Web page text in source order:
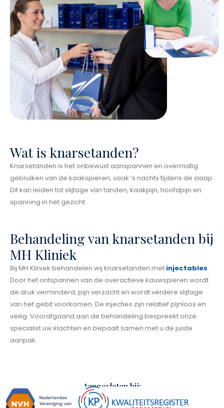
Wat is knarsetanden?
Knarsetanden is het onbewust aanspannen en overmatig
gebruiken van de kaakspieren, vaak ‘s nachts tijdens de slaap.
Dit kan leiden tot slijtage van tanden, kaakpijn, hoofdpijn en
spanning in het gezicht.
Behandeling van knarsetanden bij
MH Kliniek
Bij MH Kliniek behandelen wij knarsetanden met injectables.
Door het ontspannen van de overactieve kauwspieren wordt
de druk verminderd, pijn verzacht en wordt verdere slijtage
van het gebit voorkomen. De injecties zijn relatief pijnloos en
veilig. Voorafgaand aan de behandeling bespreekt onze
specialist uw klachten en bepaalt samen met u de juiste
aanpak.
Aangesloten bij: